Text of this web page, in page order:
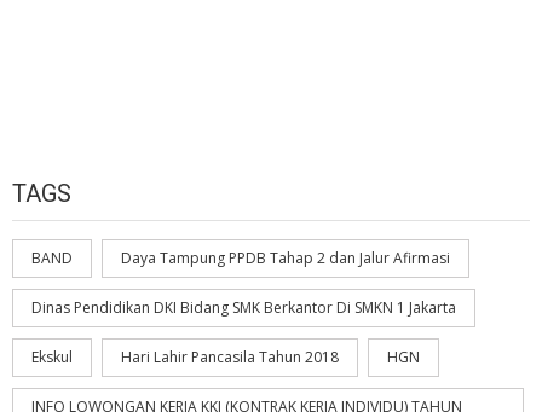
TAGS
BAND Daya Tampung PPDB Tahap 2 dan Jalur Afirmasi
Dinas Pendidikan DKI Bidang SMK Berkantor Di SMKN 1 Jakarta
Ekskul Hari Lahir Pancasila Tahun 2018 HGN
INFO LOWONGAN KERJA KKI (KONTRAK KERJA INDIVIDU) TAHUN